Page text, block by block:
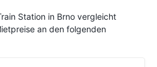
Station in Brno vergleicht
an den folgenden